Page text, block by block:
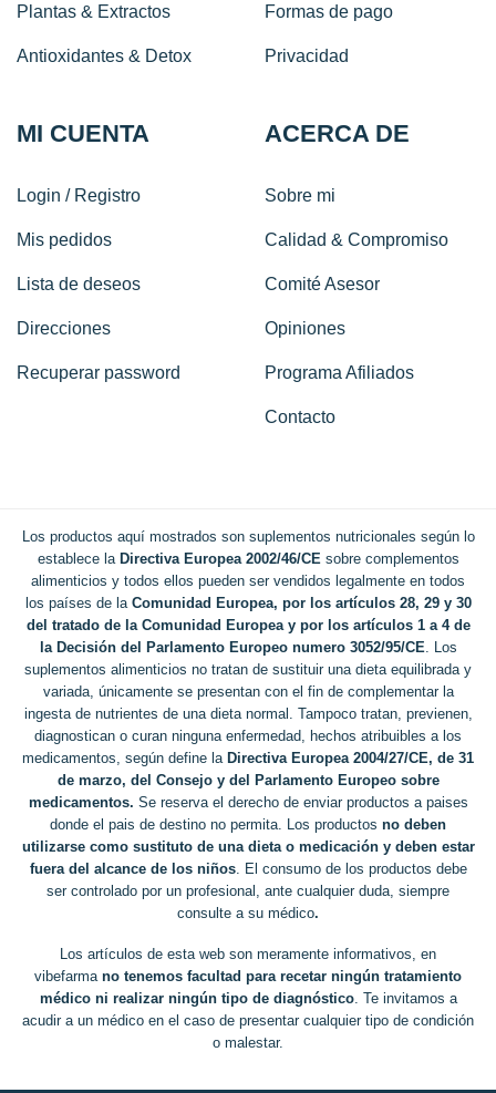
Plantas & Extractos
Antioxidantes & Detox
Formas de pago
Privacidad
MI CUENTA
Login / Registro
Mis pedidos
Lista de deseos
Direcciones
Recuperar password
ACERCA DE
Sobre mi
Calidad & Compromiso
Comité Asesor
Opiniones
Programa Afiliados
Contacto
Los productos aquí mostrados son suplementos nutricionales según lo
establece la Directiva Europea 2002/46/CEsobre complementos
alimenticios y todos ellos pueden ser vendidos legalmente en todos
los países de la Comunidad Europea, por los artículos 28, 29 y 30
del tratado de la Comunidad Europea y por los artículos 1 a 4 de
la Decisión del Parlamento Europeo numero 3052/95/CE. Los
suplementos alimenticios no tratan de sustituir una dieta equilibrada y
variada, únicamente se presentan con el fin de complementar la
ingesta de nutrientes de una dieta normal. Tampoco tratan, previenen,
diagnostican o curan ninguna enfermedad, hechos atribuibles a los
medicamentos, según define laDirectiva Europea 2004/27/CE, de 31
de marzo, del Consejo y del Parlamento Europeo sobre
medicamentos. Se reserva el derecho de enviar productos a paises
donde el pais de destino no permita. Los productos no deben
utilizarse como sustituto de una dieta o medicación y deben estar
fuera del alcance de los niños. El consumo de los productos debe
ser controlado por un profesional, ante cualquier duda, siempre
consulte a su médico.
Los artículos de esta web son meramente informativos, en
vibefarma no tenemos facultad para recetar ningún tratamiento
médico ni realizar ningún tipo de diagnóstico. Te invitamos a
acudir a un médico en el caso de presentar cualquier tipo de condición
o malestar.